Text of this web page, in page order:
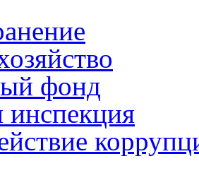
фонд
инспекция